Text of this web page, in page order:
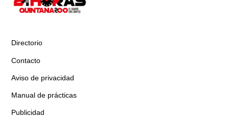
Directorio
Contacto
Aviso de privacidad
Manual de prácticas
Publicidad